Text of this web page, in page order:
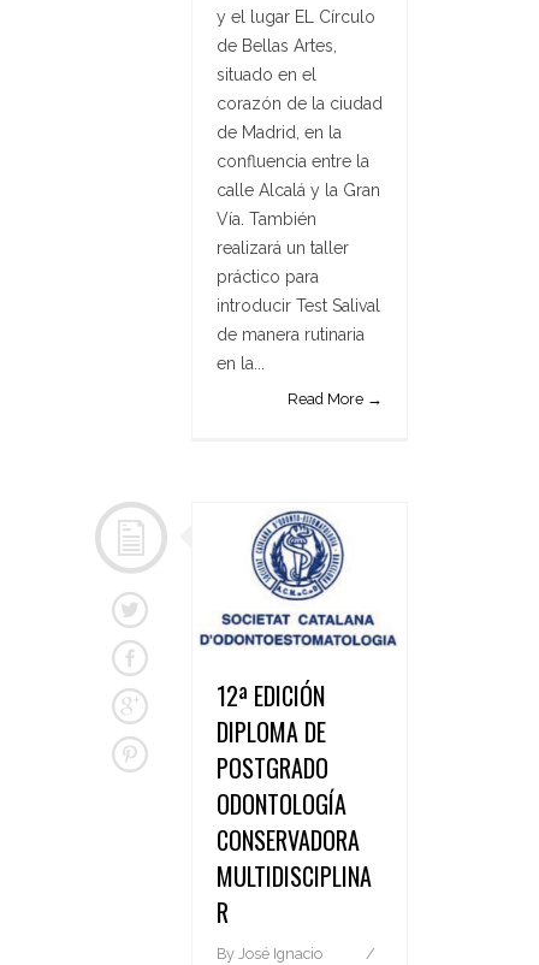
y el lugar EL Círculo
de Bellas Artes,
situado en el
corazón de la ciudad
de Madrid, en la
confluencia entre la
calle Alcalá y la Gran
Vía. También
realizará un taller
práctico para
introducir Test Salival
de manera rutinaria
en la...
Read More →
12ª EDICIÓN
DIPLOMA DE
POSTGRADO
ODONTOLOGÍA
CONSERVADORA
MULTIDISCIPLINA
R
By José Ignacio